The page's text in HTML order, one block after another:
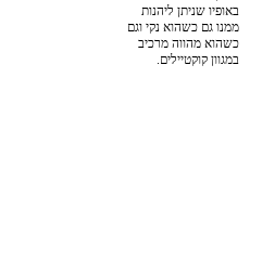
באופיו שניתן ליהנות
ממנו גם כשהוא נקי וגם
כשהוא מהווה מרכיב
במגוון קוקטיילים.